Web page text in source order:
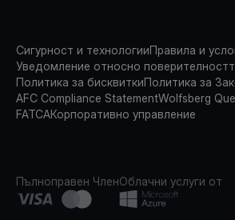
Сигурност и технологииПравила и
Уведомление относно
Политика за бисквиткиПолитика за
AFC Compliance StatementWolfsberg
FATCAКорпоративно управление
Пълноправен ЧленОблачни услуги от